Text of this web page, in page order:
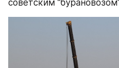
советским